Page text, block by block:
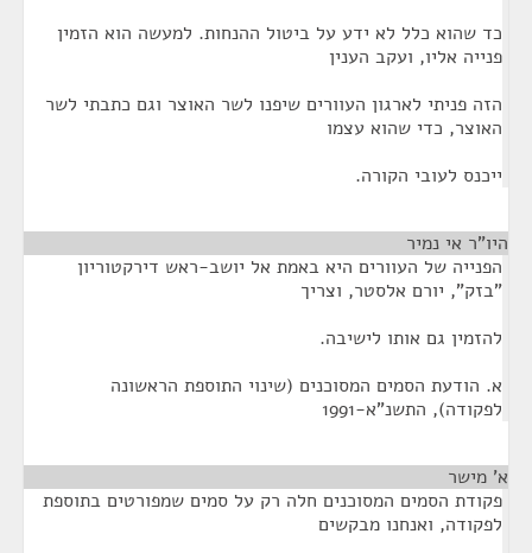
כד שהוא כלל לא ידע על ביטול ההנחות. למעשה הוא הזמין
פנייה אליו, ועקב הענין
הזה פניתי לארגון העוורים שיפנו לשר האוצר וגם כתבתי לשר
האוצר, כדי שהוא עצמו
ייכנס לעובי הקורה.
היו"ר אי נמיר
הפנייה של העוורים היא באמת אל יושב-ראש דירקטוריון
"בזק", יורם אלסטר, וצריך
להזמין גם אותו לישיבה.
א. הודעת הסמים המסוכנים (שינוי התוספת הראשונה
לפקודה), התשנ"א-1991
א' מישר
פקודת הסמים המסוכנים חלה רק על סמים שמפורטים בתוספת
לפקודה, ואנחנו מבקשים